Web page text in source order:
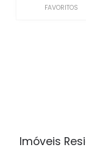
FAVORITOS
Imóveis